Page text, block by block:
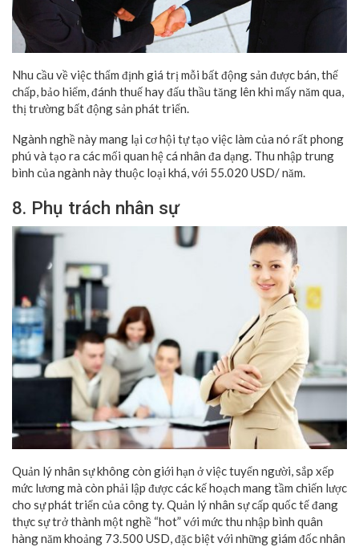
Nhu cầu về việc thẩm định giá trị mỗi bất động sản được bán, thế
chấp, bảo hiểm, đánh thuế hay đấu thầu tăng lên khi mấy năm qua,
thị trường bất động sản phát triển.
Ngành nghề này mang lại cơ hội tự tạo việc làm của nó rất phong
phú và tạo ra các mối quan hệ cá nhân đa dạng. Thu nhập trung
bình của ngành này thuộc loại khá, với 55.020 USD/ năm.
8. Phụ trách nhân sự
Quản lý nhân sự không còn giới hạn ở việc tuyển người, sắp xếp
mức lương mà còn phải lập được các kế hoạch mang tầm chiến lược
cho sự phát triển của công ty. Quản lý nhân sự cấp quốc tế đang
thực sự trở thành một nghề “hot” với mức thu nhập bình quân
hàng năm khoảng 73.500 USD, đặc biệt với những giám đốc nhân